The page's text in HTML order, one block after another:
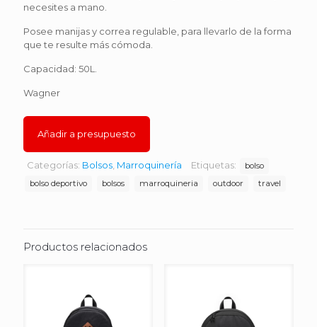
necesites a mano.
Posee manijas y correa regulable, para llevarlo de la forma
que te resulte más cómoda.
Capacidad: 50L.
Wagner
Añadir a presupuesto
Categorías: Bolsos Marroquinería Etiquetas:
bolso
bolso deportivo
bolsos marroquineria outdoor travel
Productos relacionados